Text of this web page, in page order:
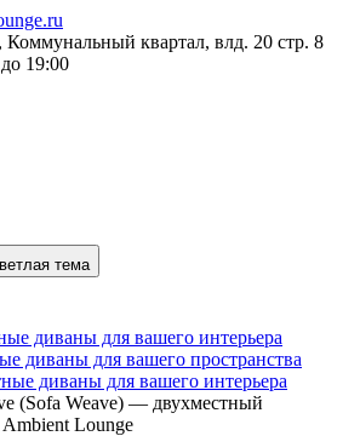
Коммунальный квартал, влд. 20 стр. 8
19:00
тема
диваны для вашего интерьера
диваны для вашего пространства
диваны для вашего интерьера
(Sofa Weave) — двухместный
Lounge